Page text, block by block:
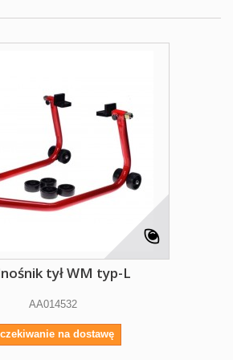
tył WM typ-L
AA014532
na dostawę